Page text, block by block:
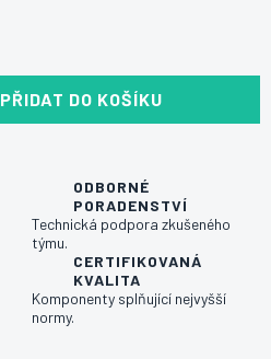
PŘIDAT DO KOŠÍKU
ODBORNÉ
PORADENSTVÍ
Technická podpora zkušeného
týmu.
CERTIFIKOVANÁ
KVALITA
Komponenty splňující nejvyšší
normy.